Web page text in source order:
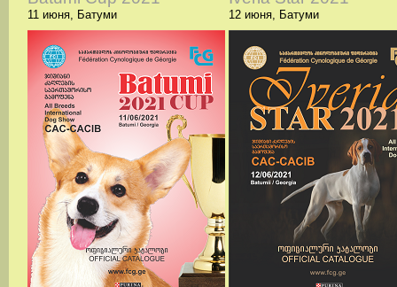
11 июня, Батуми 12 июня, Батуми